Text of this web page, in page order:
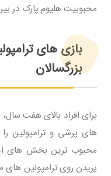
محبوبیت هلیوم پارک در
بازی های
بزرگسالان
برای افراد بالای هفت
های پرشی و ترامپولین
محبوب ترین بخش های
پریدن روی ترامپولین